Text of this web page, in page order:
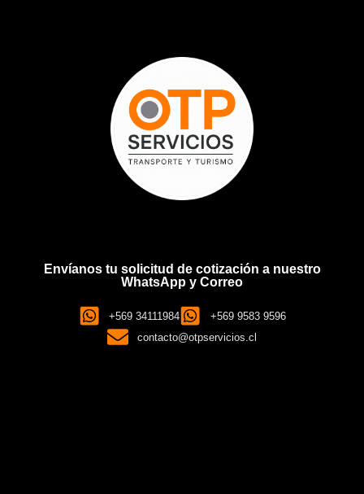
Envíanos tu solicitud de cotización a nuestro
WhatsApp y Correo
+569 34111984
+569 9583 9596
contacto@otpservicios.cl